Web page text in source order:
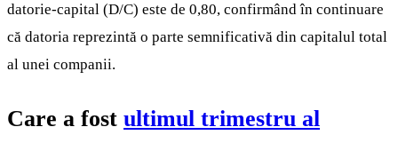
datorie-capital (D/C) este de 0,80, confirmând în continuare
că datoria reprezintă o parte semnificativă din capitalul total
al unei companii.
Care a fost ultimul trimestru al